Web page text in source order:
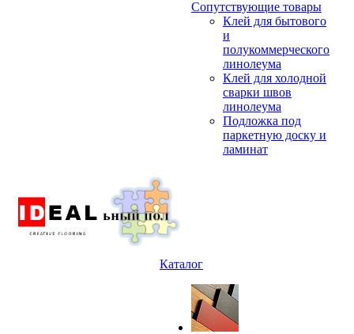
Сопутствующие товары
Клей для бытового
и
полукоммерческого
линолеума
Клей для холодной
сварки швов
линолеума
Подложка под
паркетную доску и
ламинат
Каталог